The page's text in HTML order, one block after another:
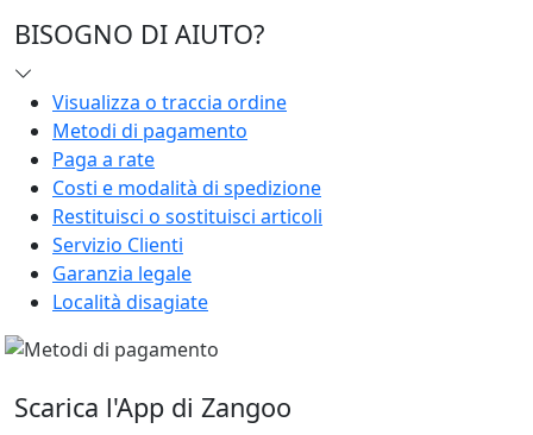
BISOGNO DI AIUTO?
Visualizza o traccia ordine
Metodi di pagamento
Paga a rate
Costi e modalità di spedizione
Restituisci o sostituisci articoli
Servizio Clienti
Garanzia legale
Località disagiate
Scarica l'App di Zangoo